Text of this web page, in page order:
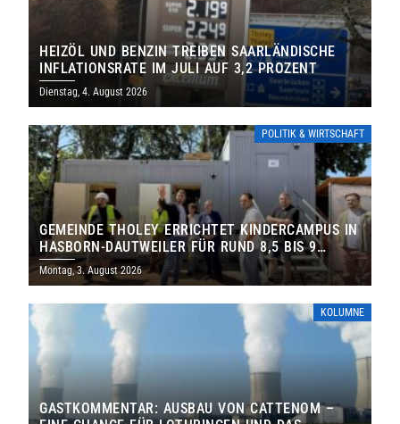
HEIZÖL UND BENZIN TREIBEN SAARLÄNDISCHE
INFLATIONSRATE IM JULI AUF 3,2 PROZENT
Dienstag, 4. August 2026
POLITIK & WIRTSCHAFT
GEMEINDE THOLEY ERRICHTET KINDERCAMPUS IN
HASBORN-DAUTWEILER FÜR RUND 8,5 BIS 9
MILLIONEN EURO
Montag, 3. August 2026
KOLUMNE
GASTKOMMENTAR: AUSBAU VON CATTENOM –